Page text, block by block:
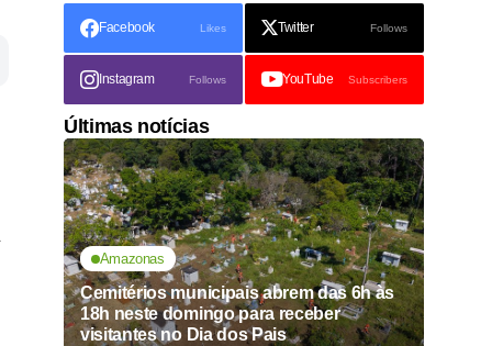
Facebook Likes Twitter Follows
Instagram Follows YouTube Subscribers
Últimas notícias
Amazonas
Cemitérios municipais abrem das 6h às
18h neste domingo para receber
visitantes no Dia dos Pais